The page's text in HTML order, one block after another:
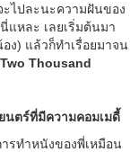
ะไปละนะความฝันของ
แหละ เลยเริ่มต้นมา
อง) แล้วก็ทำเรื่อยมาจน
Thousand
ยนตร์ที่มีความคอมเมดี้
รทำหนังของพี่เหมือน